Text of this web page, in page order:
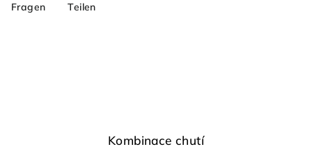
Fragen Teilen
Kombinace chutí